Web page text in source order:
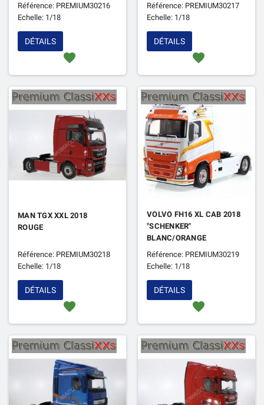
Référence: PREMIUM30216
Echelle: 1/18
favorite
DÉTAILS
Référence: PREMIUM30217
Echelle: 1/18
favorite
DÉTAILS
MAN TGX XXL 2018
ROUGE
Référence: PREMIUM30218
Echelle: 1/18
favorite
DÉTAILS
VOLVO FH16 XL CAB 2018
"SCHENKER"
BLANC/ORANGE
Référence: PREMIUM30219
Echelle: 1/18
favorite
DÉTAILS